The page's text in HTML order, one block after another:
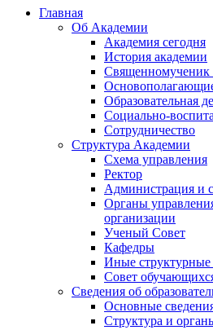
Главная
Об Академии
Академия сегодня
История академии
Священномученик
Образовательная
Социально-
Сотрудничество
Структура Академии
Схема управления
Ректор
Администрация и
Органы
организации
Ученый Совет
Кафедры
Иные структурные
Совет
Сведения об
Основные
Структура и